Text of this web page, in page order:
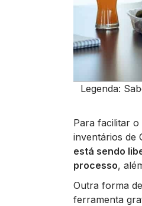
Legenda:
Para facilitar o
inventários de
está sendo
processo,
Outra forma
ferramenta